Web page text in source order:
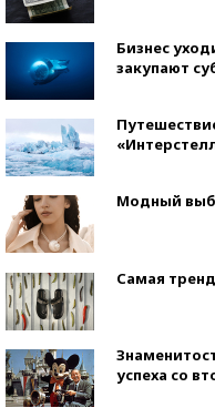
Бизнес
закупают
Модный
Самая
успеха со